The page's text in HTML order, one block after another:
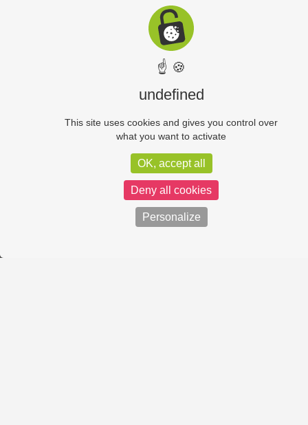
☝ 🍪
undefined
This site uses cookies and gives you control over
what you want to activate
OK, accept all
Deny all cookies
Personalize